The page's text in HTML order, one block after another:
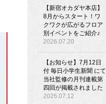
【新宿オカダヤ本店】
8月からスタート！ワ
クワクが広がるフロア
別イベントをご紹介♪
2026.07.20
【お知らせ】7月12日
付 毎日小学生新聞 にて
当社監修の月刊連載第
四回が掲載されました
2026.07.12